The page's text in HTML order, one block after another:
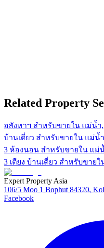
Related Property
อสังหาฯ สำหรับขายใน แม่น้ำ
บ้านเดี่ยว สำหรับขายใน แม่น้
3 ห้องนอน สำหรับขายใน แม่
3 เตียง บ้านเดี่ยว สำหรับขาย
Expert Property Asia
106/5 Moo 1 Bophut 84320,
Facebook